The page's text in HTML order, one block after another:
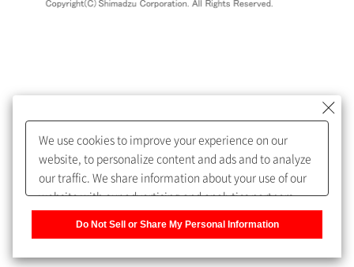
めします。
My SHIMADZU for Analyticalへ登録いただくと、技術情報や
取扱説明書・Webinarなどの閲覧ができます。
うになります。
We use cookies to improve your experience on our
website, to personalize content and ads and to analyze
our traffic. We share information about your use of our
website with our advertising and analytics partners,
Do Not Sell or Share My Personal Information